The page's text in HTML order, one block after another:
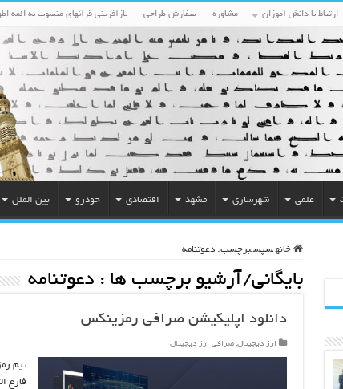
ارتباط با دانش آموزان مشاوره سفارش طراحی بازآفرینی قرآنهای منسوب به ائمه
علمی شهرسازی مشهد اقتصادی خودرو بین الملل
خانه سپس برچسب:دعوتنامه
بایگانی/آرشیو برچسب ها : دعوتنامه
دانلود اپلیکیشن صرافی رمزینکس
ارز دیجیتال,صرافی ارز دیجیتال
تیم
فارغ